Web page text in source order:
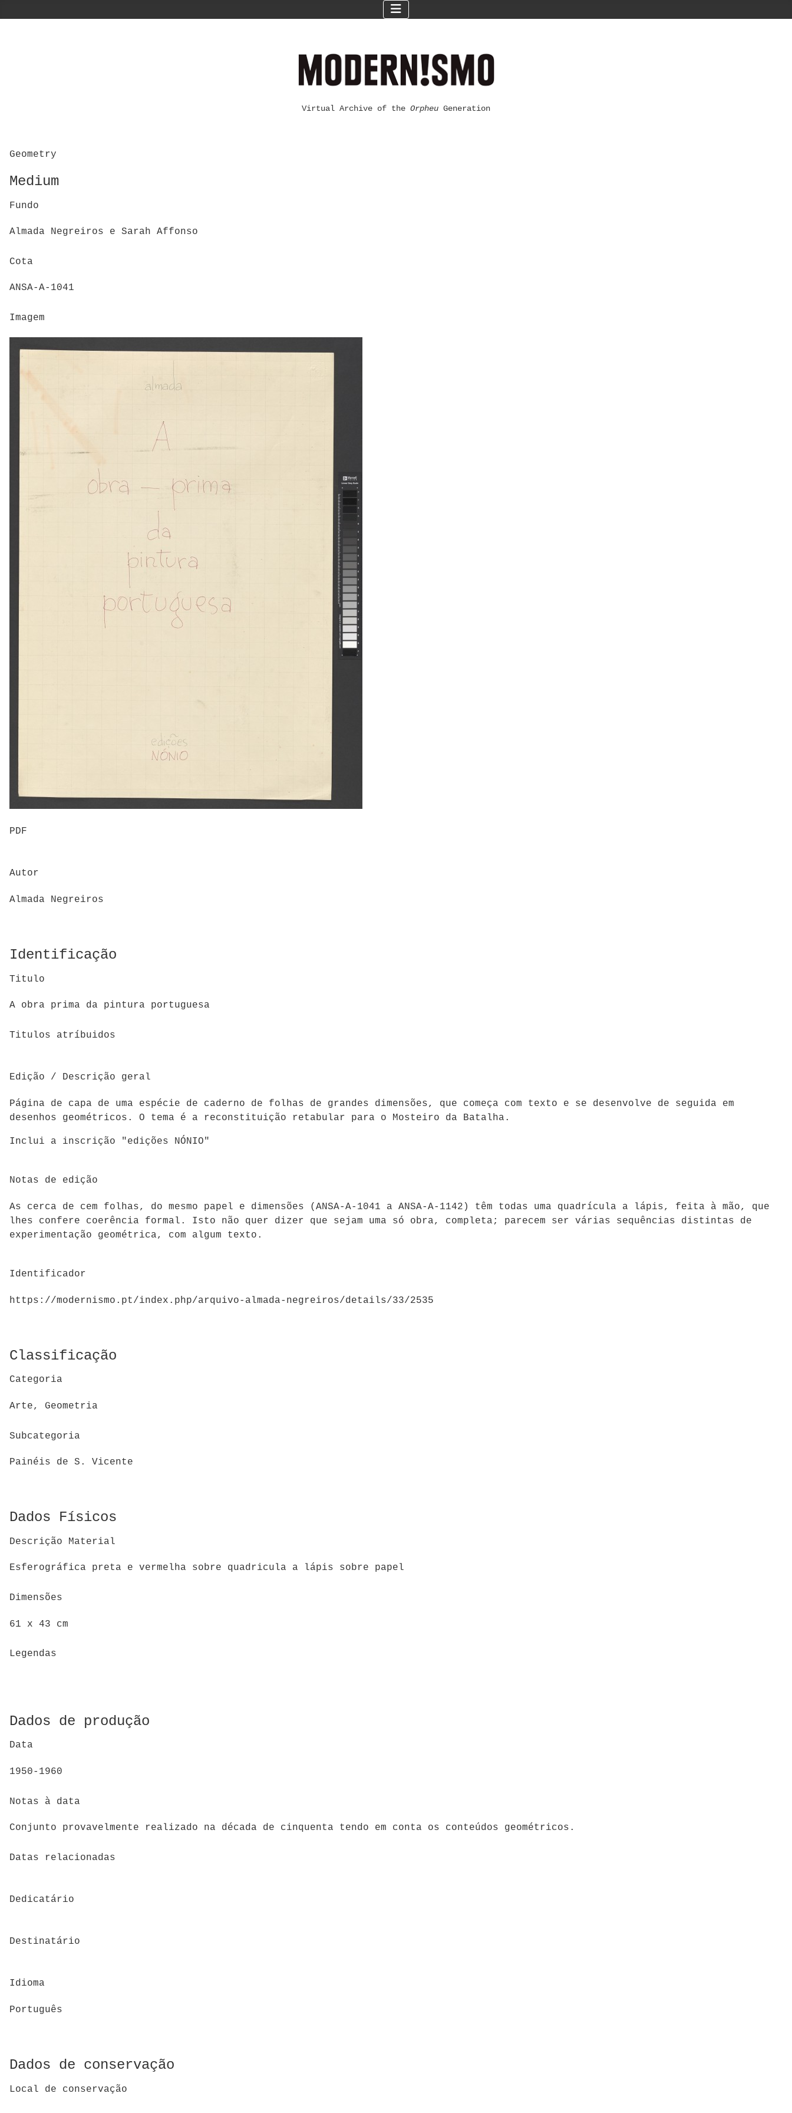
Virtual Archive of the Orpheu Generation
Geometry
Medium
Fundo
Almada Negreiros e Sarah Affonso
Cota
ANSA-A-1041
Imagem
PDF
Autor
Almada Negreiros
Identificação
Titulo
A obra prima da pintura portuguesa
Titulos atríbuidos
Edição / Descrição geral
Página de capa de uma espécie de caderno de folhas de grandes dimensões, que começa com texto e se desenvolve de seguida em
desenhos geométricos. O tema é a reconstituição retabular para o Mosteiro da Batalha.
Inclui a inscrição "edições NÓNIO"
Notas de edição
As cerca de cem folhas, do mesmo papel e dimensões (ANSA-A-1041 a ANSA-A-1142) têm todas uma quadrícula a lápis, feita à mão, que
lhes confere coerência formal. Isto não quer dizer que sejam uma só obra, completa; parecem ser várias sequências distintas de
experimentação geométrica, com algum texto.
Identificador
https://modernismo.pt/index.php/arquivo-almada-negreiros/details/33/2535
Classificação
Categoria
Arte, Geometria
Subcategoria
Painéis de S. Vicente
Dados Físicos
Descrição Material
Esferográfica preta e vermelha sobre quadricula a lápis sobre papel
Dimensões
61 x 43 cm
Legendas
Dados de produção
Data
1950-1960
Notas à data
Conjunto provavelmente realizado na década de cinquenta tendo em conta os conteúdos geométricos.
Datas relacionadas
Dedicatário
Destinatário
Idioma
Português
Dados de conservação
Local de conservação